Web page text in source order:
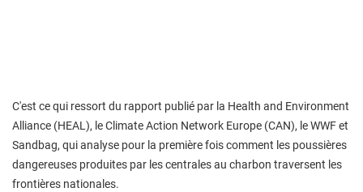
C'est ce qui ressort du rapport publié par la Health and Environment
Alliance (HEAL), le Climate Action Network Europe (CAN), le WWF et
Sandbag, qui analyse pour la première fois comment les poussières
dangereuses produites par les centrales au charbon traversent les
frontières nationales.